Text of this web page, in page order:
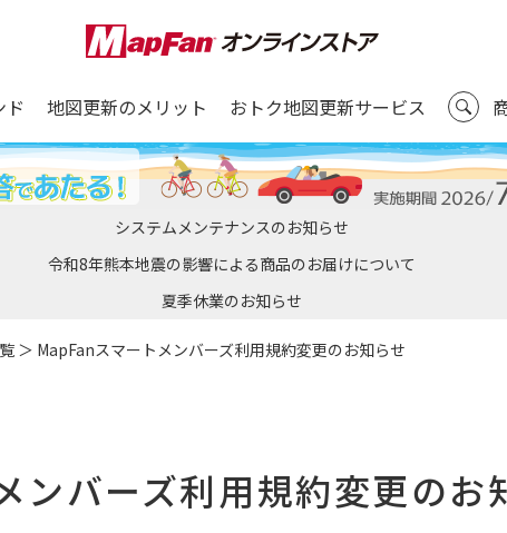
システムメンテナンスのお知らせ
令和8年熊本地震の影響による商品のお届けについて
夏季休業のお知らせ
ド 地図更新のメリット おトク地図更新サービス
＞ MapFanスマートメンバーズ利用規約変更のお知らせ
ンバーズ利用規約変更のお